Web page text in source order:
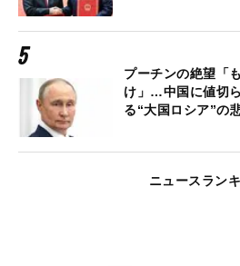
プーチンの絶望「
け」…中国に値切
る“大国ロシア”の
ニュースラン